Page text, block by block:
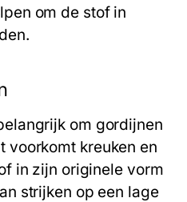
om de stof in
om gordijnen
voorkomt kreuken en
in zijn originele vorm
strijken op een lage